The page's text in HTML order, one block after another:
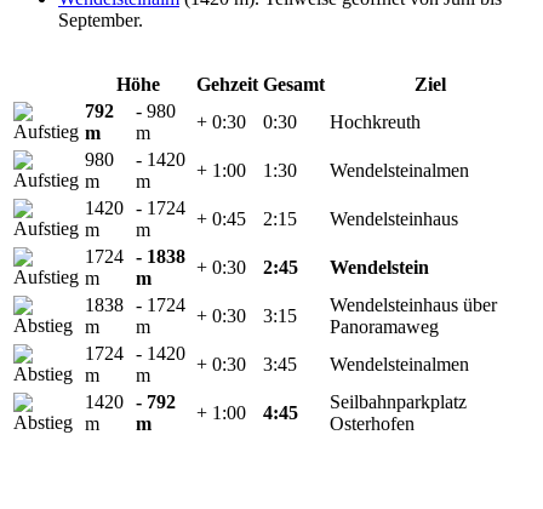
September.
Höhe Gehzeit Gesamt
Ziel
792
m
- 980
m
+ 0:30 0:30
Hochkreuth
980
m
- 1420
m
+ 1:00 1:30
Wendelsteinalmen
1420
m
- 1724
m
+ 0:45 2:15
Wendelsteinhaus
1724
m
- 1838
m
+ 0:30 2:45
Wendelstein
1838
m
- 1724
m
+ 0:30 3:15
Wendelsteinhaus über
Panoramaweg
1724
m
- 1420
m
+ 0:30 3:45
Wendelsteinalmen
1420
m
- 792
m
+ 1:00 4:45
Seilbahnparkplatz
Osterhofen